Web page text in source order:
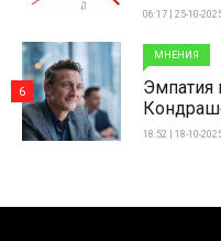
06:17 | 25-10-
МНЕНИЯ
Эмпатия
18:52 | 18-10-
6